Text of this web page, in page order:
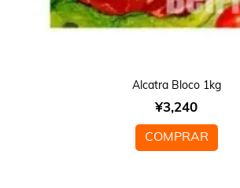
Alcatra Bloco 1kg
¥3,240
COMPRAR